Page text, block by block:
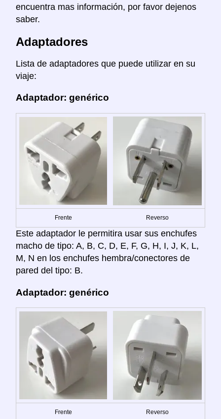
encuentra mas información, por favor dejenos
saber.
Adaptadores
Lista de adaptadores que puede utilizar en su
viaje:
Adaptador: genérico
Frente Reverso
Este adaptador le permitira usar sus enchufes
macho de tipo: A, B, C, D, E, F, G, H, I, J, K, L,
M, N en los enchufes hembra/conectores de
pared del tipo: B.
Adaptador: genérico
Frente Reverso